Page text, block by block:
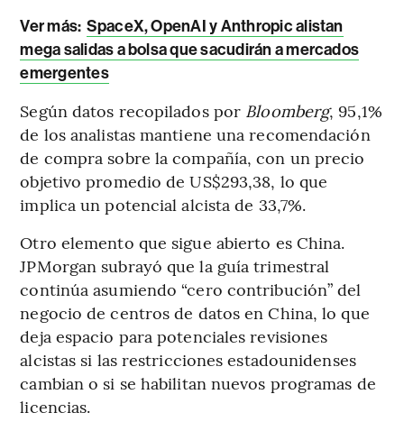
Ver más: SpaceX, OpenAI y Anthropic alistan
mega salidas a bolsa que sacudirán a mercados
emergentes
Según datos recopilados por Bloomberg, 95,1%
de los analistas mantiene una recomendación
de compra sobre la compañía, con un precio
objetivo promedio de US$293,38, lo que
implica un potencial alcista de 33,7%.
Otro elemento que sigue abierto es China.
JPMorgan subrayó que la guía trimestral
continúa asumiendo “cero contribución” del
negocio de centros de datos en China, lo que
deja espacio para potenciales revisiones
alcistas si las restricciones estadounidenses
cambian o si se habilitan nuevos programas de
licencias.